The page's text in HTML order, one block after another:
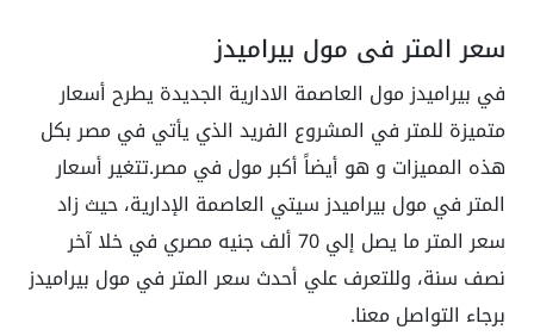
سعر المتر في مول بيراميدز
في بيراميدز مول العاصمة الادارية الجديدة يطرح أسعار
متميزة للمتر في المشروع الفريد الذي يأتي في مصر بكل
هذه المميزات و هو أيضاً أكبر مول في مصر.تتغير أسعار
المتر في مول بيراميدز سيتي العاصمة الإدارية، حيث زاد
سعر المتر ما يصل إلي 70 ألف جنيه مصري في خلا آخر
نصف سنة، وللتعرف علي أحدث سعر المتر في مول بيراميدز
برجاء التواصل معنا.